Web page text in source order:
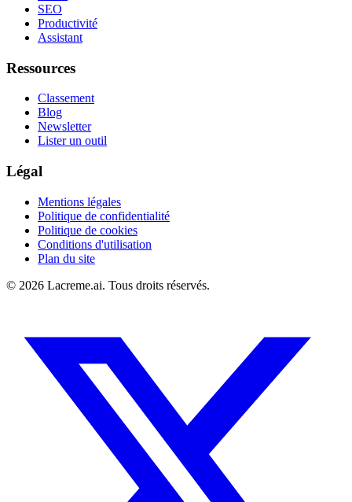
SEO
Productivité
Assistant
Ressources
Classement
Blog
Newsletter
Lister un outil
Légal
Mentions légales
Politique de confidentialité
Politique de cookies
Conditions d'utilisation
Plan du site
© 2026 Lacreme.ai. Tous droits réservés.